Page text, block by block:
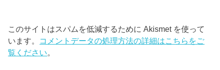
このサイトはスパムを低減するために Akismet を使って
います。 コメントデータの処理方法の詳細はこちらをご
覧ください。